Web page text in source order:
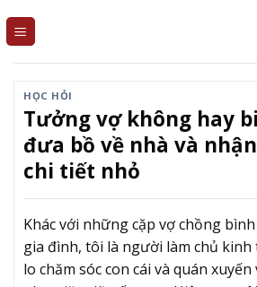
HỌC HỎI
Tưởng vợ không hay
đưa bồ về nhà và
chi tiết nhỏ
Khác với những cặp vợ chồng
gia đình, tôi là người làm chủ kinh
lo chăm sóc con cái và quán